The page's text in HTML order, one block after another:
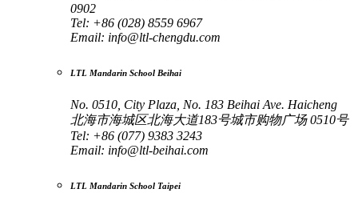
0902
Tel: +86 (028) 8559 6967
Email: info@ltl-chengdu.com
LTL Mandarin School Beihai
No. 0510, City Plaza, No. 183 Beihai Ave. Haicheng
北海市海城区北海大道183号城市购物广场 0510号
Tel: +86 (077) 9383 3243
Email: info@ltl-beihai.com
LTL Mandarin School Taipei